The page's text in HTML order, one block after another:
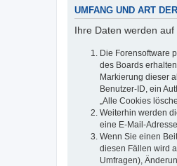
UMFANG UND ART
Ihre Daten werden
Die Forensoftware
des Boards
Markierung dieser
Benutzer-ID, ein
„Alle Cookies
Weiterhin werden
eine E-Mail-
Wenn Sie einen
diesen Fällen wird
Umfragen),